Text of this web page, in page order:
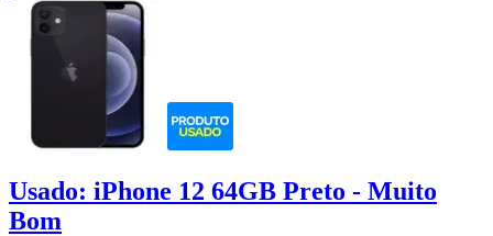
Usado: iPhone 12 64GB Preto - Muito
Bom